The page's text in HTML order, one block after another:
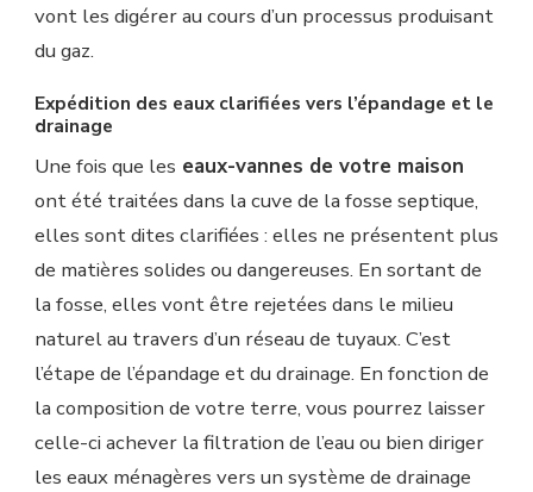
vont les digérer au cours d’un processus produisant
du gaz.
Expédition des eaux clarifiées vers l’épandage et le
drainage
Une fois que les eaux-vannes de votre maison
ont été traitées dans la cuve de la fosse septique,
elles sont dites clarifiées : elles ne présentent plus
de matières solides ou dangereuses. En sortant de
la fosse, elles vont être rejetées dans le milieu
naturel au travers d’un réseau de tuyaux. C’est
l’étape de l’épandage et du drainage. En fonction de
la composition de votre terre, vous pourrez laisser
celle-ci achever la filtration de l’eau ou bien diriger
les eaux ménagères vers un système de drainage